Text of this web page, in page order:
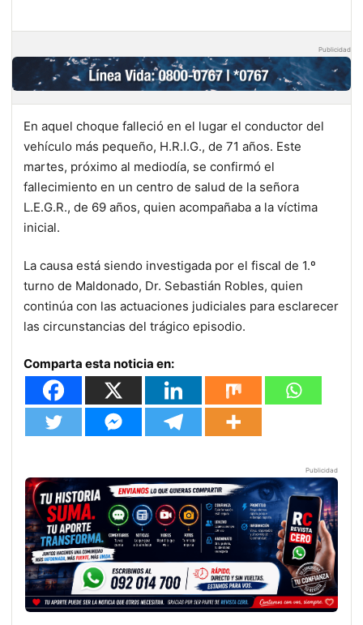
Publicidad
En aquel choque falleció en el lugar el conductor del
vehículo más pequeño, H.R.I.G., de 71 años. Este
martes, próximo al mediodía, se confirmó el
fallecimiento en un centro de salud de la señora
L.E.G.R., de 69 años, quien acompañaba a la víctima
inicial.
La causa está siendo investigada por el fiscal de 1.º
turno de Maldonado, Dr. Sebastián Robles, quien
continúa con las actuaciones judiciales para esclarecer
las circunstancias del trágico episodio.
Comparta esta noticia en:
Publicidad